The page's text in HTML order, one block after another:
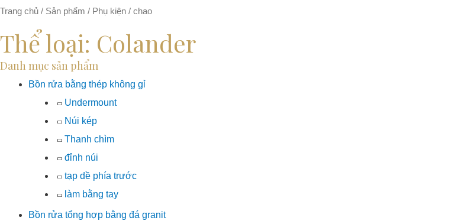
Trang chủ / Sản phẩm / Phụ kiện / chao
Thể loại: Colander
Danh mục sản phẩm
Bồn rửa bằng thép không gỉ
Undermount
Núi kép
Thanh chìm
đỉnh núi
tạp dề phía trước
làm bằng tay
Bồn rửa tổng hợp bằng đá granit